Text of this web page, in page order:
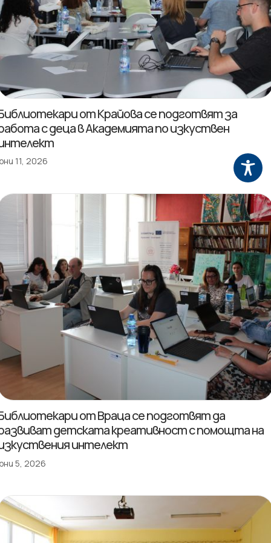
от Крайова се подготвят за
с деца в Академията по изкуствен
11, 2026
от Враца се подготвят да
детската креативност с помощта на
интелект
5, 2026